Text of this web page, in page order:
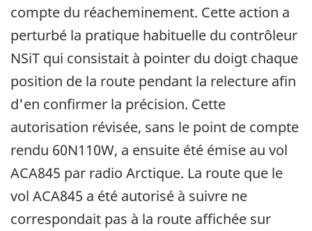
compte du réacheminement. Cette action a
perturbé la pratique habituelle du contrôleur
NSiT qui consistait à pointer du doigt chaque
position de la route pendant la relecture afin
d'en confirmer la précision. Cette
autorisation révisée, sans le point de compte
rendu 60N110W, a ensuite été émise au vol
ACA845 par radio Arctique. La route que le
vol ACA845 a été autorisé à suivre ne
correspondait pas à la route affichée sur